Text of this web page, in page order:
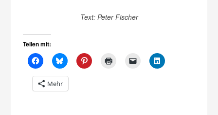
Text: Peter Fischer
Teilen mit:
Mehr